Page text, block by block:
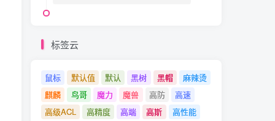
标签云
鼠标 默认值 默认 黑树 黑帽
麻辣烫
麒麟
鸟哥 魔力 魔兽 高防
高速
高级ACL
高精度 高端 高斯
高性能